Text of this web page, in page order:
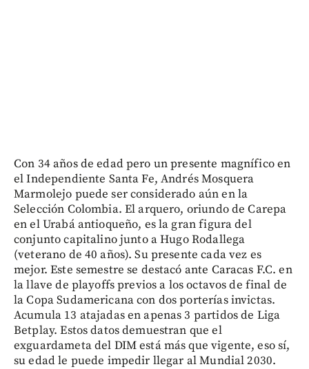
Con 34 años de edad pero un presente magnífico en
el Independiente Santa Fe, Andrés Mosquera
Marmolejo puede ser considerado aún en la
Selección Colombia. El arquero, oriundo de Carepa
en el Urabá antioqueño, es la gran figura del
conjunto capitalino junto a Hugo Rodallega
(veterano de 40 años). Su presente cada vez es
mejor. Este semestre se destacó ante Caracas F.C. en
la llave de playoffs previos a los octavos de final de
la Copa Sudamericana con dos porterías invictas.
Acumula 13 atajadas en apenas 3 partidos de Liga
Betplay. Estos datos demuestran que el
exguardameta del DIM está más que vigente, eso sí,
su edad le puede impedir llegar al Mundial 2030.